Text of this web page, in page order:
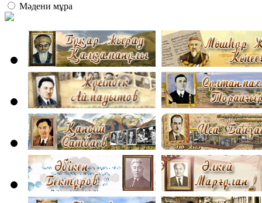
Мәдени мұра